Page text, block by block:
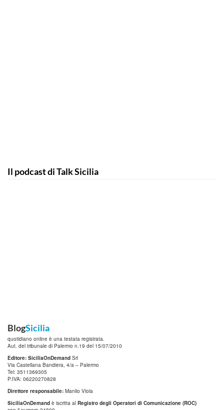
Il podcast di Talk Sicilia
BlogSicilia
quotidiano online è una testata registrata.
Aut. del tribunale di Palermo n.19 del 15/07/2010
Editore: SiciliaOnDemand Srl
Via Castellana Bandiera, 4/a – Palermo
Tel: 3511369305
P.IVA: 06220270828
Direttore responsabile: Manlio Viola
SiciliaOnDemand è iscritta al Registro degli Operatori di Comunicazione (ROC)